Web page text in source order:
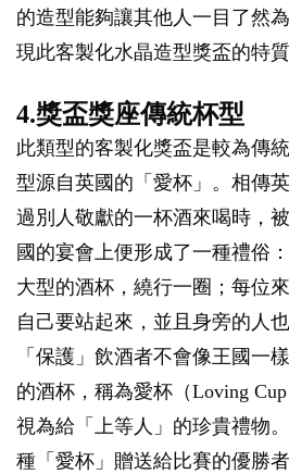
的造型能夠讓其他人一目了然
現此客製化水晶造型獎盃的特質
4.獎盃獎座傳統杯型
此類型的客製化獎盃是較為傳
型源自英國的「愛杯」。相傳
過別人敬獻的一杯酒來喝時，
國的宴會上便形成了一種禮俗
大型的酒杯，繞行一圈；每位
自己要站起來，並且身旁的人
「保護」飲酒者不會像王國一
的酒杯，稱為愛杯（Loving
視為給「上等人」的珍貴禮物
種「愛杯」贈送給比賽的優勝